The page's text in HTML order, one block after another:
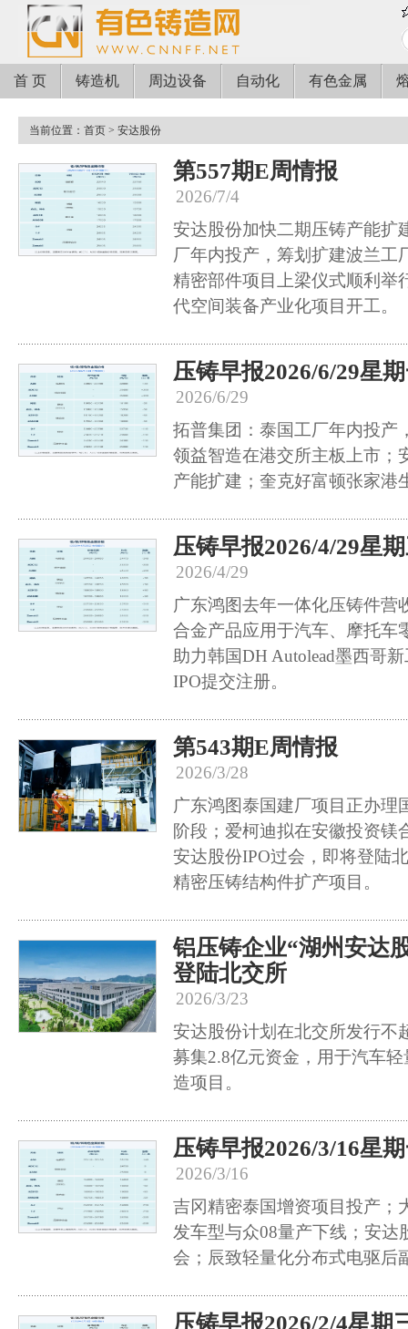
首 页 铸造机 周边设备 自动化 有色金属
当前位置： 首页 > 安达股份
第557期E周情报
2026/7/4
安达股份加快二期压铸产能扩
厂年内投产，筹划扩建波兰工
精密部件项目上梁仪式顺利举
代空间装备产业化项目开工。
压铸早报2026/6/29星
2026/6/29
拓普集团：泰国工厂年内投产
领益智造在港交所主板上市；
产能扩建；奎克好富顿张家港
压铸早报2026/4/29星
2026/4/29
广东鸿图去年一体化压铸件营
合金产品应用于汽车、摩托车
助力韩国DH Autolead墨西哥
IPO提交注册。
第543期E周情报
2026/3/28
广东鸿图泰国建厂项目正办理
阶段；爱柯迪拟在安徽投资镁
安达股份IPO过会，即将登陆
精密压铸结构件扩产项目。
铝压铸企业“湖州安达
登陆北交所
2026/3/23
安达股份计划在北交所发行不
募集2.8亿元资金，用于汽车
造项目。
压铸早报2026/3/16星
2026/3/16
吉冈精密泰国增资项目投产；
发车型与众08量产下线；安达
会；辰致轻量化分布式电驱后
压铸早报2026/2/4星期